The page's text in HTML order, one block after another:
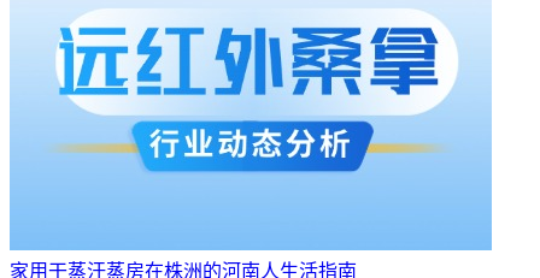
家用干蒸汗蒸房在株洲的河南人生活指南